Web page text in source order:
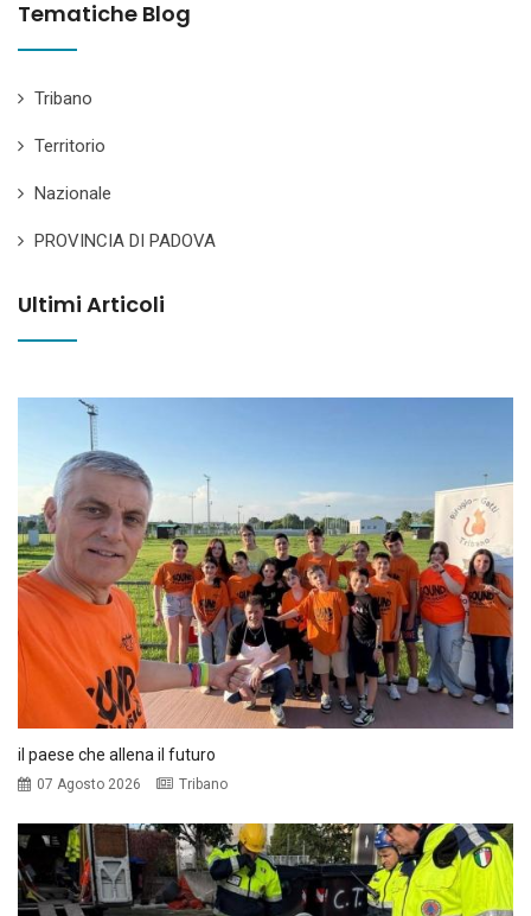
Tematiche Blog
Tribano
Territorio
Nazionale
PROVINCIA DI PADOVA
Ultimi Articoli
il paese che allena il futuro
07 Agosto 2026 Tribano